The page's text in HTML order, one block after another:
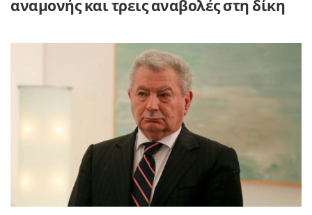
αναμονής και τρεις αναβολές στη δίκη